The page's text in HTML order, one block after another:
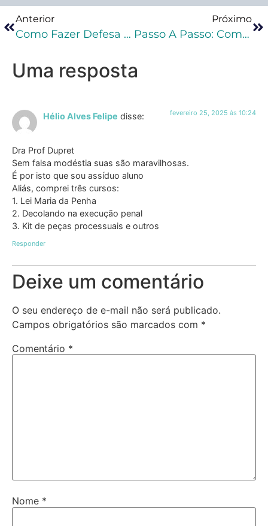
Anterior
Como Fazer Defesa Em Crimes Sexuais?
Próximo
Passo A Passo: Como Garantir A Abertura De Inquérito Policial Com Um Modelo De Requerimento Infalível!
Uma resposta
Hélio Alves Felipe disse: fevereiro 25, 2025 às 10:24
Dra Prof Dupret
Sem falsa modéstia suas são maravilhosas.
É por isto que sou assíduo aluno
Aliás, comprei três cursos:
1. Lei Maria da Penha
2. Decolando na execução penal
3. Kit de peças processuais e outros
Responder
Deixe um comentário
O seu endereço de e-mail não será publicado.
Campos obrigatórios são marcados com *
Comentário *
Nome *